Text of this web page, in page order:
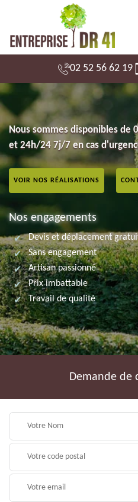
02 52 56 62 19
Nous sommes disponibles de
et 24h/24 7j/7 en cas
VOIR NOS RÉALISATIONS
Nos engagements
Devis et déplacement
Sans engagement
Artisan passionné
Prix imbattable
Travail de qualité
Demande de